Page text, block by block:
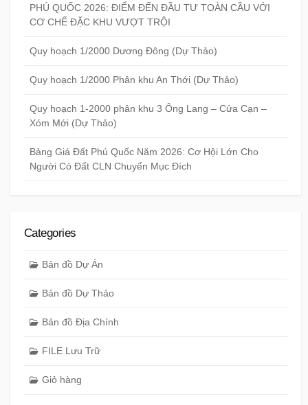
PHÚ QUỐC 2026: ĐIỂM ĐẾN ĐẦU TƯ TOÀN CẦU VỚI
CƠ CHẾ ĐẶC KHU VƯỢT TRỘI
Quy hoạch 1/2000 Dương Đông (Dự Thảo)
Quy hoạch 1/2000 Phân khu An Thới (Dự Thảo)
Quy hoạch 1-2000 phân khu 3 Ông Lang – Cửa Cạn –
Xóm Mới (Dự Thảo)
Bảng Giá Đất Phú Quốc Năm 2026: Cơ Hội Lớn Cho
Người Có Đất CLN Chuyển Mục Đích
Categories
Bản đồ Dự Án
Bản đồ Dự Thảo
Bản đồ Địa Chính
FILE Lưu Trữ
Giỏ hàng